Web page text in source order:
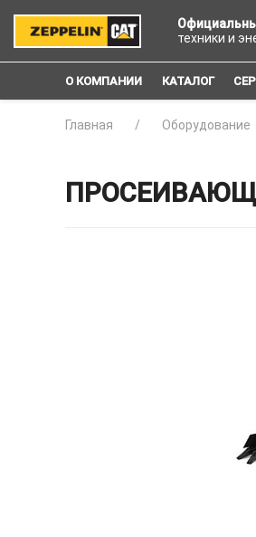
техники и
О КОМПАНИИ КАТАЛОГ
Главная Оборудование